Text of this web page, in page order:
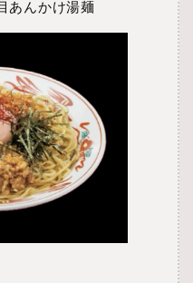
あんかけ湯麺